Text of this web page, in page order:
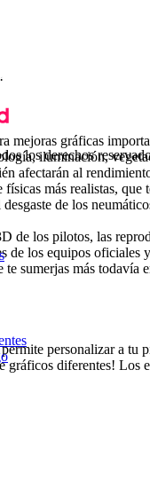
Y
mejoras gráficas
iluminación,
afectarán al
más realistas, que
de los
de los pilotos, las
de los equipos oficiales
te sumerjas más todavía
personalizar a tu
gráficos diferentes! Los
los derechos